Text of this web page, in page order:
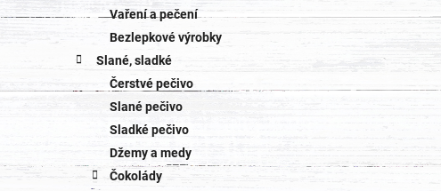
Vaření a pečení
Bezlepkové výrobky
Slané, sladké
Čerstvé pečivo
Slané pečivo
Sladké pečivo
Džemy a medy
Čokolády